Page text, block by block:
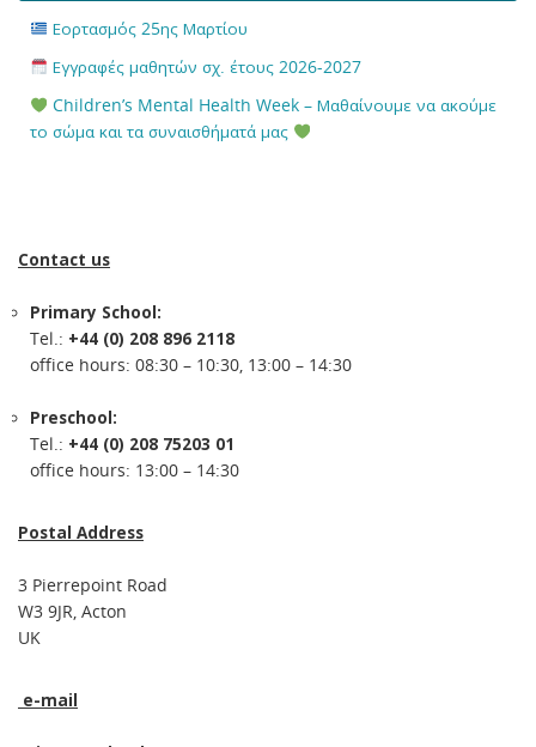
Εορτασμός 25ης Μαρτίου
Εγγραφές μαθητών σχ. έτους 2026-2027
Children’s Mental Health Week – Μαθαίνουμε να ακούμε
το σώμα και τα συναισθήματά μας
Contact us
Primary School:
Tel.: +44 (0) 208 896 2118
office hours: 08:30 – 10:30, 13:00 – 14:30
Preschool:
Tel.: +44 (0) 208 75203 01
office hours: 13:00 – 14:30
Postal Address
3 Pierrepoint Road
W3 9JR, Acton
UK
e-mail